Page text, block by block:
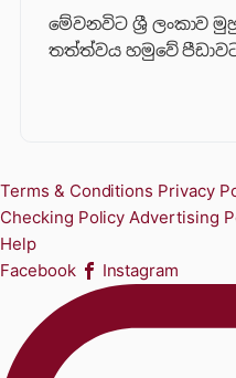
මේවනවිට ශ්‍රී ලංකාව
තත්ත්වය හමුවේ
Terms & Conditions Privacy
Checking Policy Advertising
Help
Facebook
Instagram